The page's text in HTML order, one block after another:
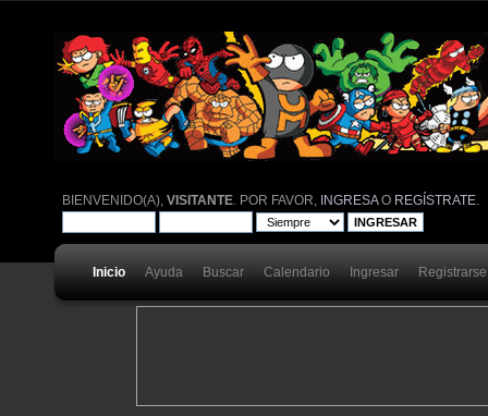
BIENVENIDO(A),VISITANTE . POR FAVOR, INGRESAO REGÍSTRATE
Inicio Ayuda Buscar Calendario Ingresar Registrarse